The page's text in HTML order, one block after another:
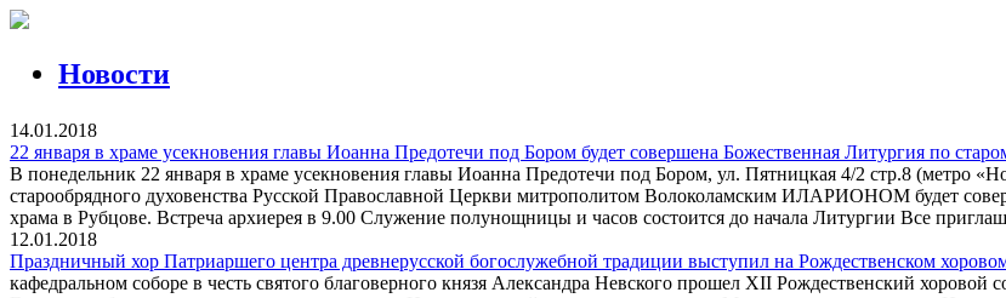
Новости
14.01.2018
22 января в храме усекновения главы Иоанна Предотечи под Бором будет совершена Божественная Литургия по
В понедельник 22 января в храме усекновения главы Иоанна Предотечи под Бором, ул. Пятницкая 4/2 стр.8 (метро
старообрядного духовенства Русской Православной Церкви митрополитом Волоколамским ИЛАРИОНОМ будет
храма в Рубцове. Встреча архиерея в 9.00 Служение полунощницы и часов состоится до начала Литургии Все
12.01.2018
Праздничный хор Патриаршего центра древнерусской богослужебной традиции выступил на Рождественском
кафедральном соборе в честь святого благоверного князя Александра Невского прошел XII Рождественский